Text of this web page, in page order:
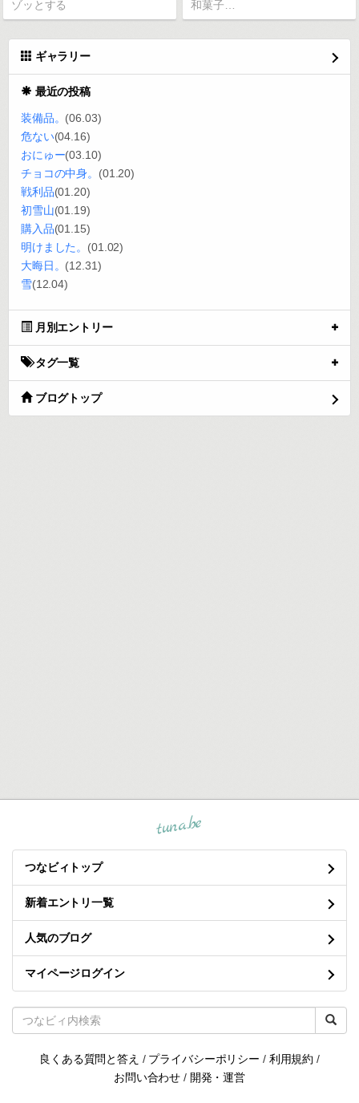
ゾッとする 和菓子…
ギャラリー
最近の投稿
装備品。 (06.03)
危ない(04.16)
おにゅー(03.10)
チョコの中身。 (01.20)
戦利品(01.20)
初雪山(01.19)
購入品(01.15)
明けました。 (01.02)
大晦日。 (12.31)
雪(12.04)
月別エントリー
タグ一覧
ブログトップ
tuna.be
つなビィトップ
新着エントリ一覧
人気のブログ
マイページログイン
良くある質問と答え / プライバシーポリシー / 利用規約 /
お問い合わせ / 開発・運営